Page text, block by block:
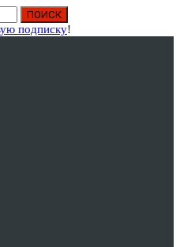
подписку!